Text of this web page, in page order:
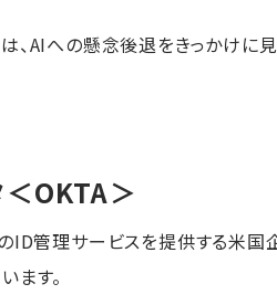
、AIへの懸念後退をきっかけに
＜OKTA＞
ID管理サービスを提供する米国
ます。